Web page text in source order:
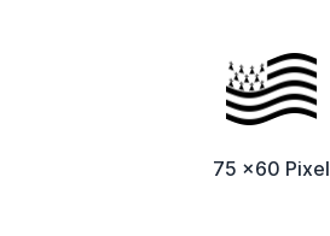
75 x60 Pixel